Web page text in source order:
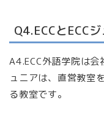
Q4.ECCとECC
A4.ECC外語学院は
ュニアは、直営教室
る教室です。